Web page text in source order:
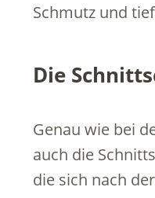
Schmutz und
Die
Genau wie bei
auch die
die sich nach